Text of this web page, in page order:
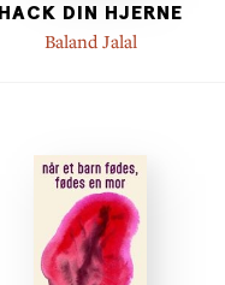
HACK DIN HJERNE
Baland Jalal